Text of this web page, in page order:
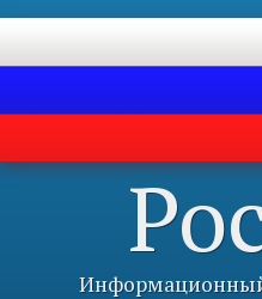
Информационный